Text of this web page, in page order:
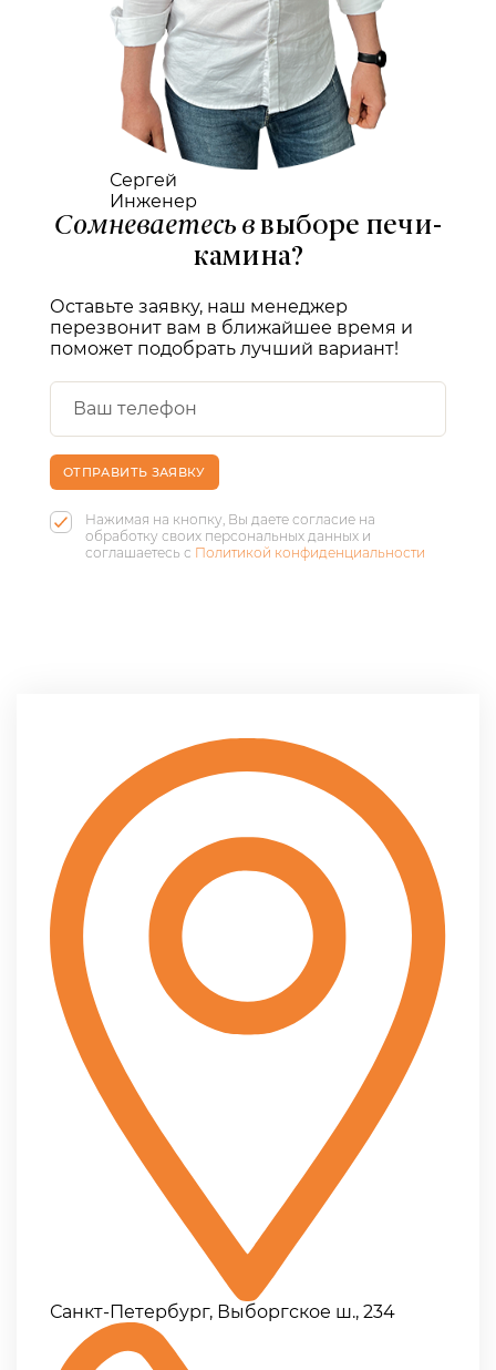
Сергей
Инженер
Сомневаетесь в выборе печи-
камина?
Оставьте заявку, наш менеджер
перезвонит вам в ближайшее время и
поможет подобрать лучший вариант!
ОТПРАВИТЬ ЗАЯВКУ
Нажимая на кнопку, Вы даете согласие на
обработку своих персональных данных и
соглашаетесь с Политикой конфиденциальности
Санкт-Петербург, Выборгское ш., 234